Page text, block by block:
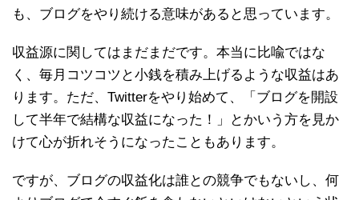
も、ブログをやり続ける意味があると思っています。
収益源に関してはまだまだです。本当に比喩ではな
く、毎月コツコツと小銭を積み上げるような収益はあ
ります。ただ、Twitterをやり始めて、「ブログを開設
して半年で結構な収益になった！」とかいう方を見か
けて心が折れそうになったこともあります。
ですが、ブログの収益化は誰との競争でもないし、何